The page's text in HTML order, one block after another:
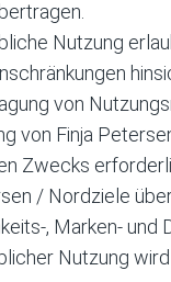
Nutzung
von
von Finja
Zwecks
/ Nordziele
, Marken- und
Nutzung